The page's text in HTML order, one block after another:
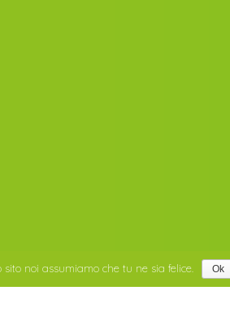
noi assumiamo che tu ne sia felice. Ok